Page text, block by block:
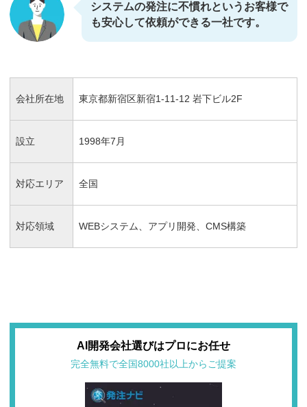
システムの発注に不慣れというお客様で
も安心して依頼ができる一社です。
会社所在地 東京都新宿区新宿1-11-12 岩下ビル2F
設立 1998年7月
対応エリア 全国
対応領域 WEBシステム、アプリ開発、CMS構築
AI開発会社選びはプロにお任せ
完全無料で全国8000社以上からご提案